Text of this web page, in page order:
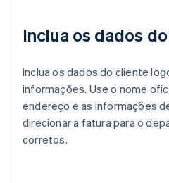
Inclua os dados
Inclua os dados do cliente
informações. Use o nome
endereço e as informações
direcionar a fatura para o
corretos.